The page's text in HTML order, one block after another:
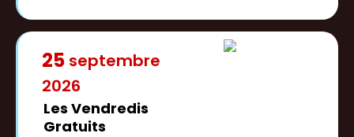
25 septembre
2026
Les Vendredis
Gratuits